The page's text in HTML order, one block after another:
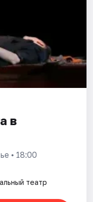
в
• 18:00
театр